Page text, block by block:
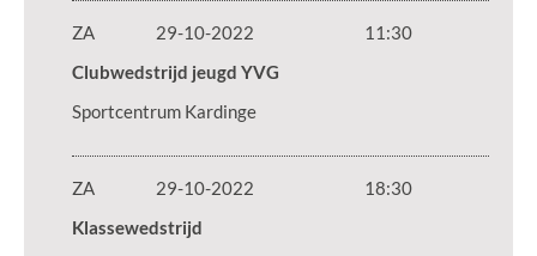
ZA 29-10-2022
11:30
Clubwedstrijd jeugd YVG
Sportcentrum Kardinge
ZA 29-10-2022
18:30
Klassewedstrijd